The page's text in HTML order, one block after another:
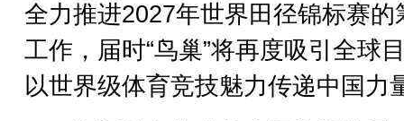
全力推进2027年世界田径锦标赛的
工作，届时“鸟巢”将再度吸引全球
以世界级体育竞技魅力传递中国力